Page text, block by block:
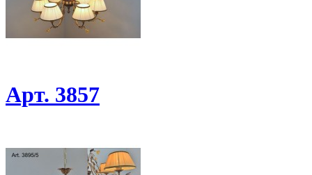
Арт. 3857